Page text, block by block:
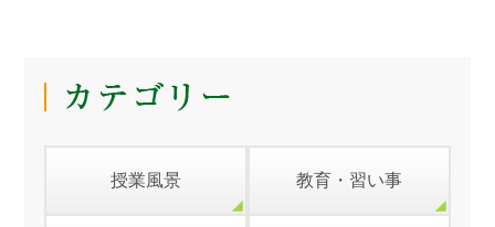
授業風景 教育・習い事